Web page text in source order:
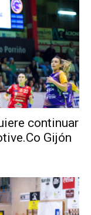
continuar
Gijón